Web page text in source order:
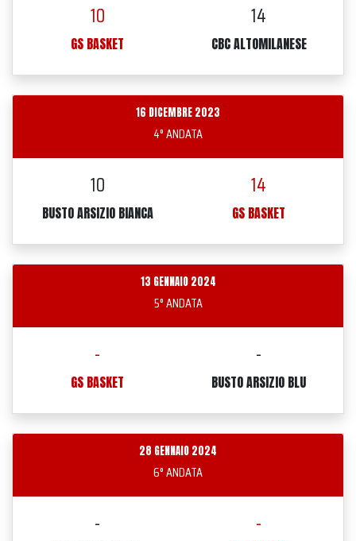
10
GS BASKET
14
CBC ALTOMILANESE
16 DICEMBRE 2023
4° ANDATA
10
BUSTO ARSIZIO BIANCA
14
GS BASKET
13 GENNAIO 2024
5° ANDATA
-
GS BASKET
-
BUSTO ARSIZIO BLU
28 GENNAIO 2024
6° ANDATA
- -